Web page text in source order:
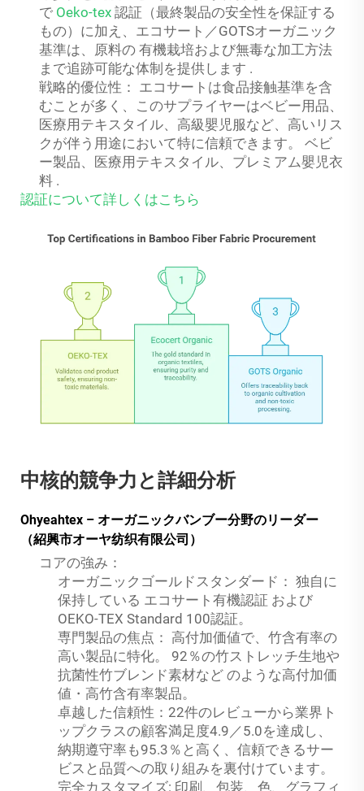
で Oeko-tex 認証（最終製品の安全性を保証する
もの）に加え、エコサート／GOTSオーガニック
基準は、原料の 有機栽培および無毒な加工方法
まで追跡可能な体制を提供します .
戦略的優位性： エコサートは食品接触基準を含
むことが多く、このサプライヤーはベビー用品、
医療用テキスタイル、高級嬰児服など、高いリス
クが伴う用途において特に信頼できます。 ベビ
ー製品、医療用テキスタイル、プレミアム嬰児衣
料 .
認証について詳しくはこちら
中核的競争力と詳細分析
Ohyeahtex – オーガニックバンブー分野のリーダー
（紹興市オーヤ纺织有限公司）
コアの強み：
オーガニックゴールドスタンダード： 独自に
保持している エコサート有機認証 および
OEKO-TEX Standard 100認証。
専門製品の焦点： 高付加価値で、竹含有率の
高い製品に特化。 92％の竹ストレッチ生地や
抗菌性竹ブレンド素材など のような高付加価
値・高竹含有率製品。
卓越した信頼性：22件のレビューから業界ト
ップクラスの顧客満足度4.9／5.0を達成し、
納期遵守率も95.3％と高く、信頼できるサー
ビスと品質への取り組みを裏付けています。
完全カスタマイズ: 印刷、包装、色、グラフィ